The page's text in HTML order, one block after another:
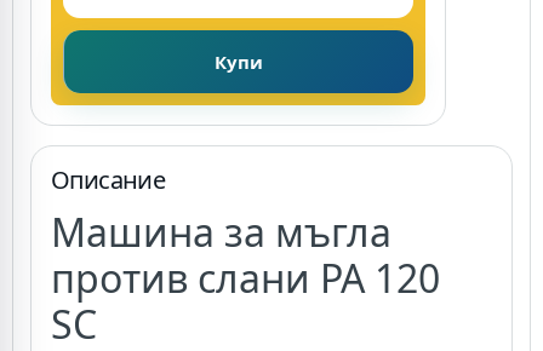
Купи
Описание
Машина за мъгла
против слани PA 120
SC